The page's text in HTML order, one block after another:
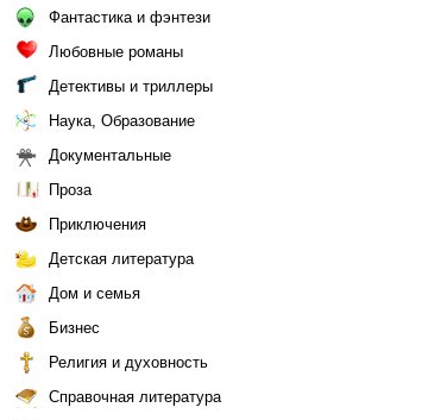
Фантастика и фэнтези
Любовные романы
Детективы и триллеры
Наука, Образование
Документальные
Проза
Приключения
Детская литература
Дом и семья
Бизнес
Религия и духовность
Справочная литература